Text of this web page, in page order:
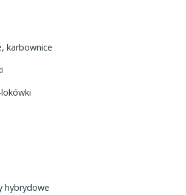
karbownice
hybrydowe